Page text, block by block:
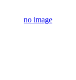
no image